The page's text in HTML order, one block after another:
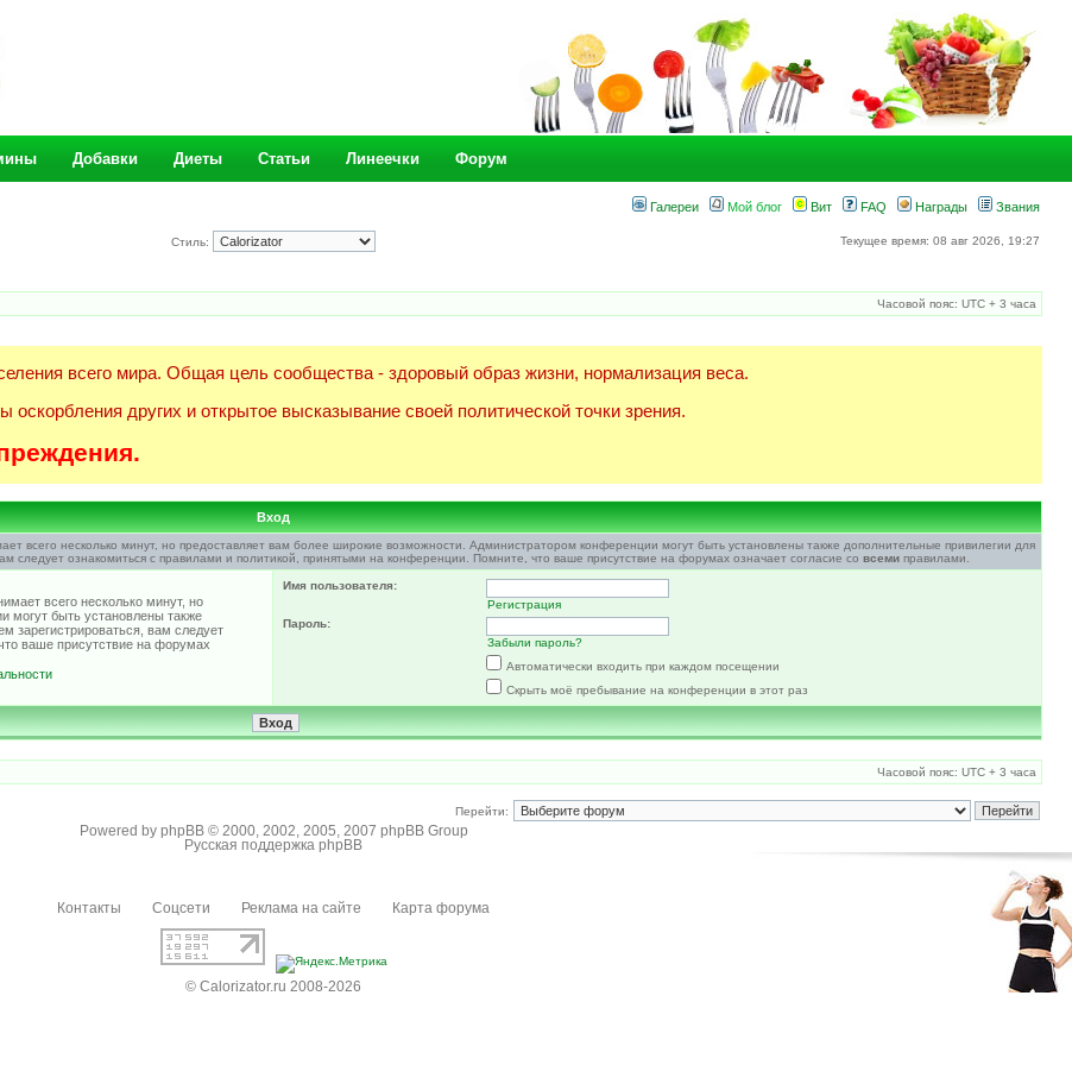
Добавки Диеты Статьи Линеечки Форум
Галереи Мой блог Вит FAQ Награды Звания
Стиль: Текущее время: 08 авг 2026, 19:27
Часовой пояс: UTC + 3 часа
всего мира. Общая цель сообщества - здоровый образ жизни, нормализация веса.
других и открытое высказывание своей политической точки зрения.
Вход
всего несколько минут, но предоставляет вам более широкие возможности. Администратором конференции могут быть установлены также дополнительные привилегии для
следует ознакомиться с правилами и политикой, принятыми на конференции. Помните, что ваше присутствие на форумах означает согласие со всемиправилами.
всего несколько минут, но
могут быть установлены также
зарегистрироваться, вам следует
ваше присутствие на форумах
Имя пользователя:
Регистрация
Пароль:
Забыли пароль?
Автоматически входить при каждом посещении
Скрыть моё пребывание на конференции в этот раз
Часовой пояс: UTC + 3 часа
Перейти:
Powered by phpBB© 2000, 2002, 2005, 2007 phpBB Group
Русская поддержка phpBB
Контакты Соцсети Реклама на сайте Карта форума
© Calorizator.ru 2008-2026